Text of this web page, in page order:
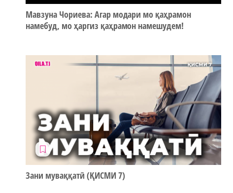
Мавзуна Чориева: Агар модари мо қаҳрамон
намебуд, мо ҳаргиз қаҳрамон намешудем!
Зани муваққатӣ (ҚИСМИ 7)